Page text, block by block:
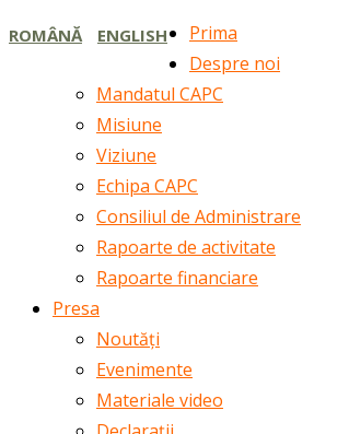
ROMÂNĂ ENGLISH
Prima
Despre noi
Mandatul CAPC
Misiune
Viziune
Echipa CAPC
Consiliul de Administrare
Rapoarte de activitate
Rapoarte financiare
Presa
Noutăți
Evenimente
Materiale video